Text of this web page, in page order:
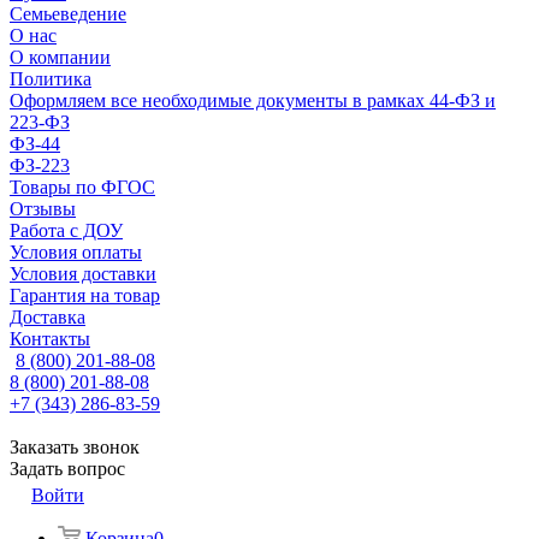
Семьеведение
О нас
О компании
Политика
Оформляем все необходимые документы в рамках 44-ФЗ и
223-ФЗ
ФЗ-44
ФЗ-223
Товары по ФГОС
Отзывы
Работа с ДОУ
Условия оплаты
Условия доставки
Гарантия на товар
Доставка
Контакты
8 (800) 201-88-08
8 (800) 201-88-08
+7 (343) 286-83-59
Заказать звонок
Задать вопрос
Войти